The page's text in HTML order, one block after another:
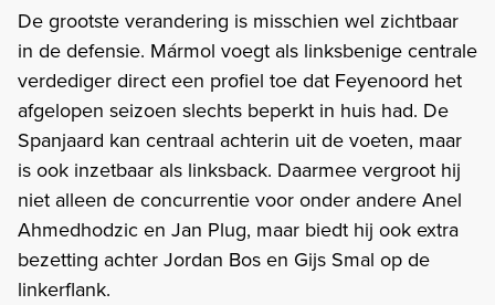
De grootste verandering is misschien wel zichtbaar
in de defensie. Mármol voegt als linksbenige centrale
verdediger direct een profiel toe dat Feyenoord het
afgelopen seizoen slechts beperkt in huis had. De
Spanjaard kan centraal achterin uit de voeten, maar
is ook inzetbaar als linksback. Daarmee vergroot hij
niet alleen de concurrentie voor onder andere Anel
Ahmedhodzic en Jan Plug, maar biedt hij ook extra
bezetting achter Jordan Bos en Gijs Smal op de
linkerflank.